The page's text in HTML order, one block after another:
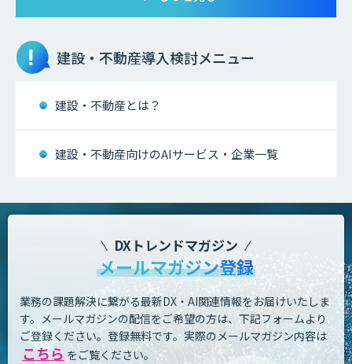
建設・不動産導入検討メニュー
建設・不動産とは？
建設・不動産向けのAIサービス・企業一覧
DXトレンドマガジン
メールマガジン登録
業務の課題解決に繋がる最新DX・AI関連情報をお届けいたしま
す。 メールマガジンの配信をご希望の方は、下記フォームより
ご登録ください。登録無料です。 実際のメールマガジン内容は
こちら をご覧ください。